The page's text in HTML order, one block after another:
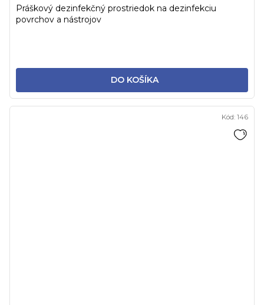
DO KOŠÍKA
Práškový dezinfekčný prostriedok na dezinfekciu
povrchov a nástrojov
Kód: 146